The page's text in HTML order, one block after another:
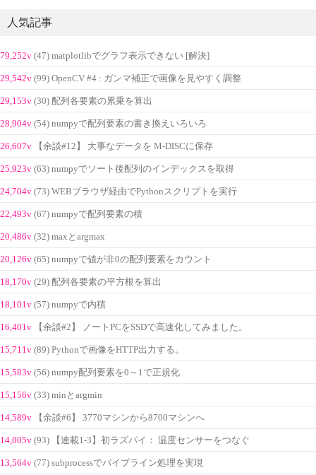
人気記事
79,252v (47) matplotlibでグラフ表示できない [解決]
29,542v (99) OpenCV #4 : ガンマ補正で画像を見やすく調整
29,153v (30) 配列各要素の累乗を算出
28,904v (54) numpyで配列要素の書き換えいろいろ
26,607v 【余談#12】 大事なデータを M-DISCに保存
25,923v (63) numpyでソート後配列のインデックスを取得
24,704v (73) WEBブラウザ経由でPythonスクリプトを実行
22,493v (67) numpyで配列要素の積
20,486v (32) maxとargmax
20,126v (65) numpyで値が非0の配列要素をカウント
18,170v (29) 配列各要素の平方根を算出
18,101v (57) numpyで内積
16,401v 【余談#2】 ノートPCをSSDで高速化してみました。
15,711v (89) Pythonで画像をHTTP出力する。
15,583v (56) numpy配列要素を0～1で正規化
15,156v (33) minとargmin
14,589v 【余談#6】 3770マシンから8700マシンへ
14,005v (93) 【連載1-3】初ラズパイ： 温度センサーをつなぐ
13,564v (77) subprocessでパイプライン処理を実現